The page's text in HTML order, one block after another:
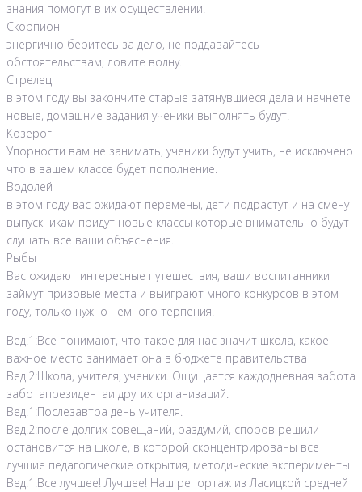
знания помогут в их осуществлении.
Скорпион
энергично беритесь за дело, не поддавайтесь
обстоятельствам, ловите волну.
Стрелец
в этом году вы закончите старые затянувшиеся дела и начнете
новые, домашние задания ученики выполнять будут.
Козерог
Упорности вам не занимать, ученики будут учить, не исключено
что в вашем классе будет пополнение.
Водолей
в этом году вас ожидают перемены, дети подрастут и на смену
выпускникам придут новые классы которые внимательно будут
слушать все ваши объяснения.
Рыбы
Вас ожидают интересные путешествия, ваши воспитанники
займут призовые места и выиграют много конкурсов в этом
году, только нужно немного терпения.
Вед.1:Все понимают, что такое для нас значит школа, какое
важное место занимает она в бюджете правительства
Вед.2:Школа, учителя, ученики. Ощущается каждодневная забота
заботапрезидентаи других организаций.
Вед.1:Послезавтра день учителя.
Вед.2:после долгих совещаний, раздумий, споров решили
остановится на школе, в которой сконцентрированы все
лучшие педагогические открытия, методические эксперименты.
Вед.1:Все лучшее! Лучшее! Наш репортаж из Ласицкой средней